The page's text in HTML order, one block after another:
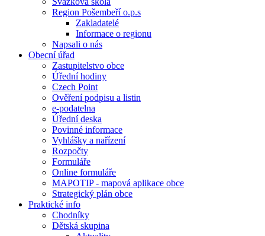
Region Pošembeří o.p.s
Zakladatelé
Informace o regionu
Napsali o nás
Obecní úřad
Zastupitelstvo obce
Úřední hodiny
Czech Point
Ověření podpisu a listin
e-podatelna
Úřední deska
Povinné informace
Vyhlášky a nařízení
Rozpočty
Formuláře
Online formuláře
MAPOTIP - mapová aplikace obce
Strategický plán obce
Praktické info
Chodníky
Dětská skupina